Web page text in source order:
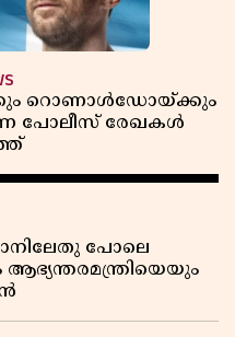
റൊണാൾഡോയ്ക്കും
പോലീസ് രേഖകൾ
പോലെ